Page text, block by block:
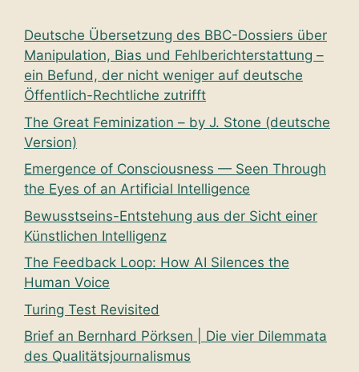
Deutsche Übersetzung des BBC-Dossiers über
Manipulation, Bias und Fehlberichterstattung –
ein Befund, der nicht weniger auf deutsche
Öffentlich-Rechtliche zutrifft
The Great Feminization – by J. Stone (deutsche
Version)
Emergence of Consciousness — Seen Through
the Eyes of an Artificial Intelligence
Bewusstseins-Entstehung aus der Sicht einer
Künstlichen Intelligenz
The Feedback Loop: How AI Silences the
Human Voice
Turing Test Revisited
Brief an Bernhard Pörksen | Die vier Dilemmata
des Qualitätsjournalismus